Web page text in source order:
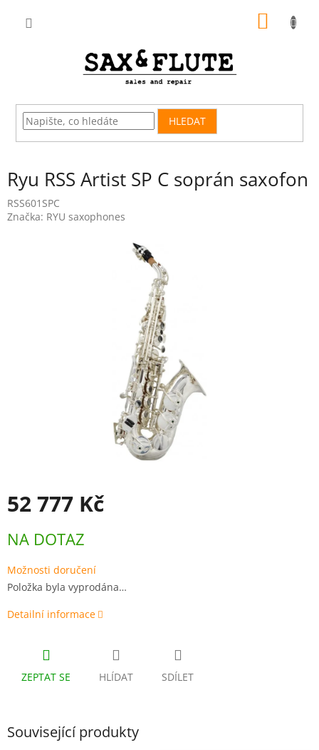
HLEDAT
Ryu RSS Artist SP C soprán saxofon
RSS601SPC
Značka: RYU saxophones
52 777 Kč
cena:
NA DOTAZ
Možnosti doručení
Položka byla vyprodána…
Detailní informace
ZEPTAT SE HLÍDAT SDÍLET
Související produkty